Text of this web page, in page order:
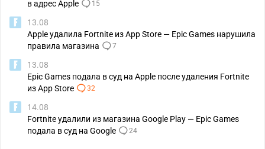
в адрес Apple 15
13.08
Apple удалила Fortnite из App Store — Epic Games нарушила
правила магазина
7
13.08
Epic Games подала в суд на Apple после удаления Fortnite
из App Store
32
14.08
Fortnite удалили из магазина Google Play — Epic Games
подала в суд на Google
24